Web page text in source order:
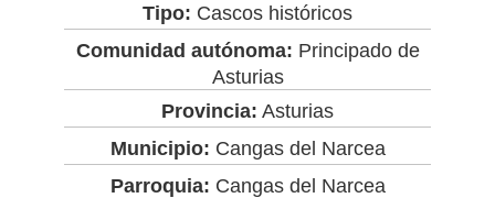
Tipo: Cascos históricos
Comunidad autónoma: Principado de
Asturias
Provincia: Asturias
Municipio: Cangas del Narcea
Parroquia: Cangas del Narcea